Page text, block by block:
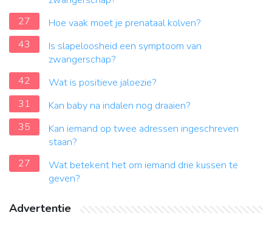
27
Hoe vaak moet je prenataal kolven?
43
Is slapeloosheid een symptoom van
zwangerschap?
42
Wat is positieve jaloezie?
31
Kan baby na indalen nog draaien?
35
Kan iemand op twee adressen ingeschreven
staan?
27
Wat betekent het om iemand drie kussen te
geven?
Advertentie